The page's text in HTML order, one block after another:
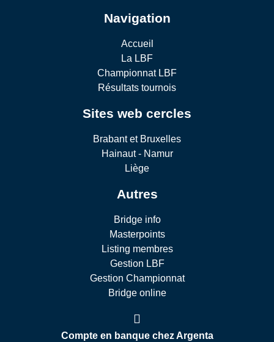
Navigation
Accueil
La LBF
Championnat LBF
Résultats tournois
Sites web cercles
Brabant et Bruxelles
Hainaut - Namur
Liège
Autres
Bridge info
Masterpoints
Listing membres
Gestion LBF
Gestion Championnat
Bridge online
Compte en banque chez Argenta